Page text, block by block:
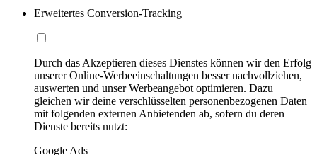
Erweitertes Conversion-Tracking
Durch das Akzeptieren dieses Dienstes können wir den Erfolg
unserer Online-Werbeeinschaltungen besser nachvollziehen,
auswerten und unser Werbeangebot optimieren. Dazu
gleichen wir deine verschlüsselten personenbezogenen Daten
mit folgenden externen Anbietenden ab, sofern du deren
Dienste bereits nutzt:
Google Ads